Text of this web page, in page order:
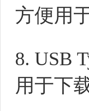
方便用
8. USB
用于下